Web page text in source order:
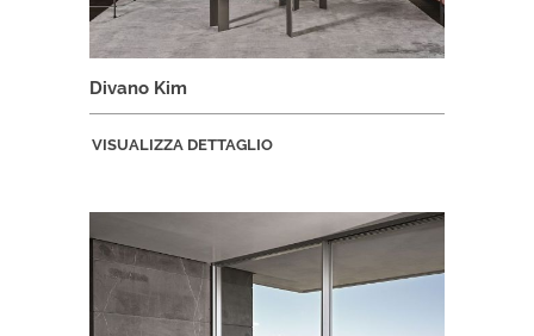
Divano Kim
VISUALIZZA DETTAGLIO